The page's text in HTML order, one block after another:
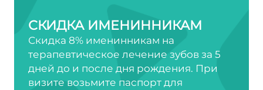
СКИДКА ИМЕНИННИКАМ
Скидка 8% именинникам на
терапевтическое лечение зубов за 5
дней до и после дня рождения. При
визите возьмите паспорт для